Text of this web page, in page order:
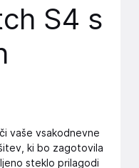
S4 s
vaše vsakodnevne
ki bo zagotovila
steklo prilagodi